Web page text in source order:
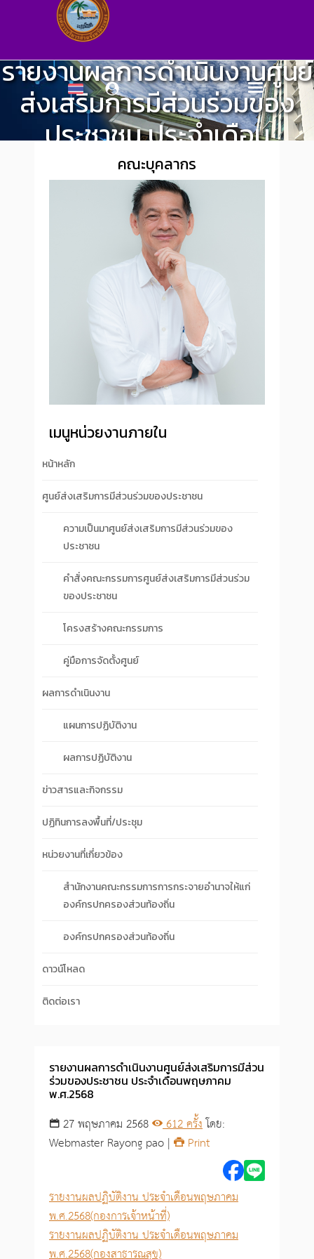
รายงานผลการดำเนินงานศูนย์
ส่งเสริมการมีส่วนร่วมของ
ประชาชน ประจำเดือน
พฤษภาคม พ.ศ.2568
ศูนย์ส่งเสริมการมีส่วนร่วมของประชาชน
คณะบุคลากร
เมนูหน่วยงานภายใน
หน้าหลัก
ศูนย์ส่งเสริมการมีส่วนร่วมของประชาชน
ความเป็นมาศูนย์ส่งเสริมการมีส่วนร่วมของ
ประชาชน
คำสั่งคณะกรรมการศูนย์ส่งเสริมการมีส่วนร่วม
ของประชาชน
โครงสร้างคณะกรรมการ
คู่มือการจัดตั้งศูนย์
ผลการดำเนินงาน
แผนการปฏิบัติงาน
ผลการปฏิบัติงาน
ข่าวสารและกิจกรรม
ปฏิทินการลงพื้นที่/ประชุม
หน่วยงานที่เกี่ยวข้อง
สำนักงานคณะกรรมการการกระจายอำนาจให้แก่
องค์กรปกครองส่วนท้องถิ่น
องค์กรปกครองส่วนท้องถิ่น
ดาวน์โหลด
ติดต่อเรา
รายงานผลการดำเนินงานศูนย์ส่งเสริมการมีส่วน
ร่วมของประชาชน ประจำเดือนพฤษภาคม
พ.ศ.2568
27 พฤษภาคม 2568 612 ครั้งโดย:
Webmaster Rayong pao |
Print
รายงานผลปฏิบัติงาน ประจำเดือนพฤษภาคม
พ.ศ.2568(กองการเจ้าหน้าที่)
รายงานผลปฏิบัติงาน ประจำเดือนพฤษภาคม
พ.ศ.2568(กองสาธารณสุข)